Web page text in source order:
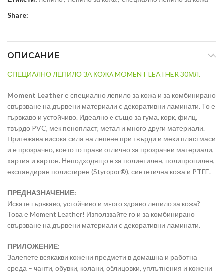
Share:
ОПИСАНИЕ
СПЕЦИАЛНО ЛЕПИЛО ЗА КОЖА MOMENT LEATHER 30МЛ.
Moment Leatherе специално лепило за кожа и за комбинирано
свързване на дървени материали с декоративни ламинати. То е
гървкаво и устойчиво. Идеално е също за гума, корк, филц,
твърдо PVC, мек пенопласт, метал и много други материали.
Притежава висока сила на лепене при твърди и меки пластмаси
и е прозрачно, което го прави отлично за прозрачни материали,
хартия и картон. Неподходящо е за полиетилен, полипропилен,
експандиран полистирен (Styropor®), синтетична кожа и PTFE.
ПРЕДНАЗНАЧЕНИЕ:
Искате гървкаво, устойчиво и много здраво лепило за кожа?
Това е Moment Leather! Използвайте го и за комбинирано
свързване на дървени материали с декоративни ламинати.
ПРИЛОЖЕНИЕ:
Залепете всякакви кожени предмети в домашна и работна
среда – чанти, обувки, колани, облицовки, уплътнения и кожени